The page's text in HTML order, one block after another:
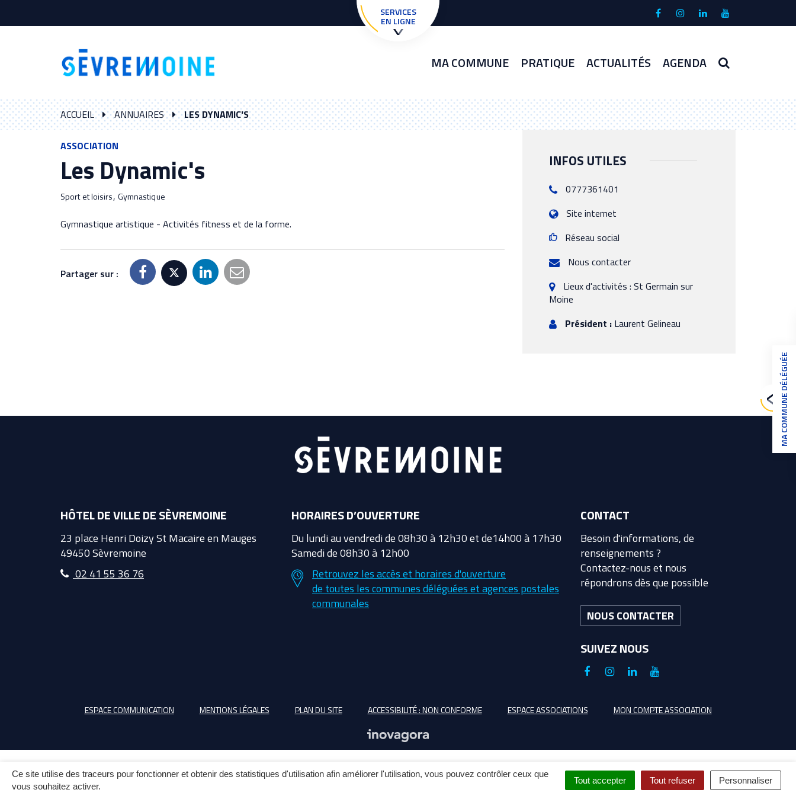
Ce site utilise des traceurs pour fonctionner et obtenir des statistiques d'utilisation afin améliorer l'utilisation, vous pouvez contrôler ceux que
vous souhaitez activer.
Tout accepter Tout refuser Personnaliser
SERVICES
EN LIGNE
Lien
compte
Facebook
Lien
compte
Instagram
Lien
compte
Linkedin
Lien
chaîne
Youtube
MA COMMUNE PRATIQUE ACTUALITÉS AGENDA
ACCUEIL ANNUAIRES LES DYNAMIC'S
ASSOCIATION
Les Dynamic's
Sport et loisirs, Gymnastique
Gymnastique artistique - Activités fitness et de la forme.
Partager sur :
INFOS UTILES
0777361401
Site internet
Réseau social
Nous contacter
Lieux d'activités : St Germain sur
Moine
Président : Laurent Gelineau
MA COMMUNE DÉLÉGUÉE
HÔTEL DE VILLE DE SÈVREMOINE
23 place Henri Doizy St Macaire en Mauges
49450 Sèvremoine
02 41 55 36 76
HORAIRES D’OUVERTURE
Du lundi au vendredi de 08h30 à 12h30 et de14h00 à 17h30
Samedi de 08h30 à 12h00
Retrouvez les accès et horaires d'ouverture
de toutes les communes déléguées et agences postales
communales
CONTACT
Besoin d'informations, de
renseignements ?
Contactez-nous et nous
répondrons dès que possible
NOUS CONTACTER
SUIVEZ NOUS
Lien
le
Lien
le
Lien
le
Lien
la
ESPACE COMMUNICATION MENTIONS LÉGALES PLAN DU SITE ACCESSIBILITÉ : NON CONFORME ESPACE ASSOCIATIONS MON COMPTE ASSOCIATION